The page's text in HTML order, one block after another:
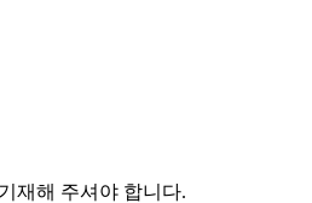
재해 주셔야 합니다.